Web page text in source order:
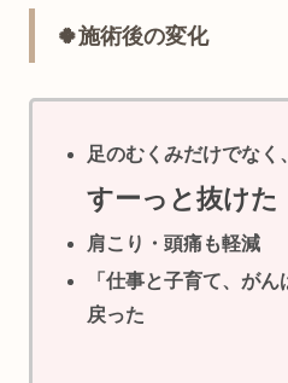
🍀施術後の変化
足のむくみだけでなく
すーっと抜けた
肩こり・頭痛も軽減
「仕事と子育て、が
戻った